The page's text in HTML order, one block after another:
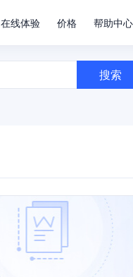
在线体验 价格 帮助中心
搜索